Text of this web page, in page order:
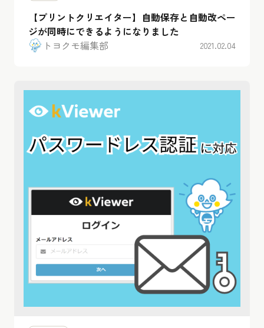
【プリントクリエイター】自動保存と自動改ペー
ジが同時にできるようになりました
トヨクモ編集部
2021.02.04